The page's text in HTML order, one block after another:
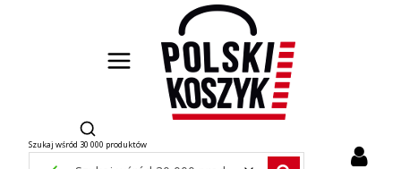
Otwórz wyszukiwarkę
Szukaj wśród 30 000 produktów